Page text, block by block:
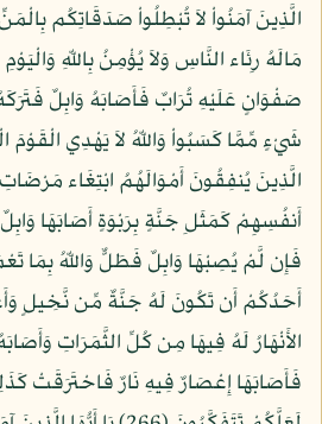
الَّذِينَ آمَنُواْ لاَ تُبْطِلُواْ صَدَقَاتِكُم
مَالَهُ رِئَاء النَّاسِ وَلاَ يُؤْمِنُ بِاللّهِ
صَفْوَانٍ عَلَيْهِ تُرَابٌ فَأَصَابَهُ وَابِلٌ
الَّذِينَ يُنفِقُونَ أَمْوَالَهُمُ ابْتِغَاء مَرْضَاتِ
أَنفُسِهِمْ كَمَثَلِ جَنَّةٍ بِرَبْوَةٍ أَصَابَهَا
أَحَدُكُمْ أَن تَكُونَ لَهُ جَنَّةٌ مِّن نَّخِيلٍ
الأَنْهَارُ لَهُ فِيهَا مِن كُلِّ الثَّمَرَاتِ
فَأَصَابَهَا إِعْصَارٌ فِيهِ نَارٌ فَاحْتَرَقَتْ